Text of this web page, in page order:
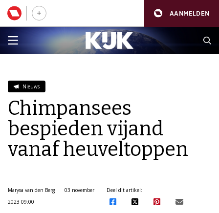
AANMELDEN
Nieuws
Chimpansees
bespieden vijand
vanaf heuveltoppen
Marysa van den Berg
03 november
2023 09:00
Deel dit artikel: